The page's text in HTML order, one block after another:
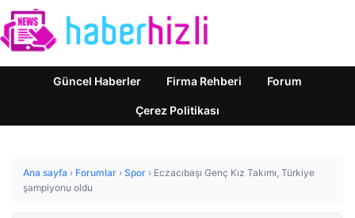
Güncel Haberler Firma Rehberi Forum
Çerez Politikası
Ana sayfa › Forumlar › Spor › Eczacıbaşı Genç Kız Takımı, Türkiye
şampiyonu oldu